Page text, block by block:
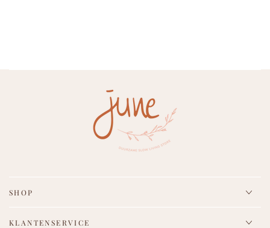
SHOP
KLANTENSERVICE